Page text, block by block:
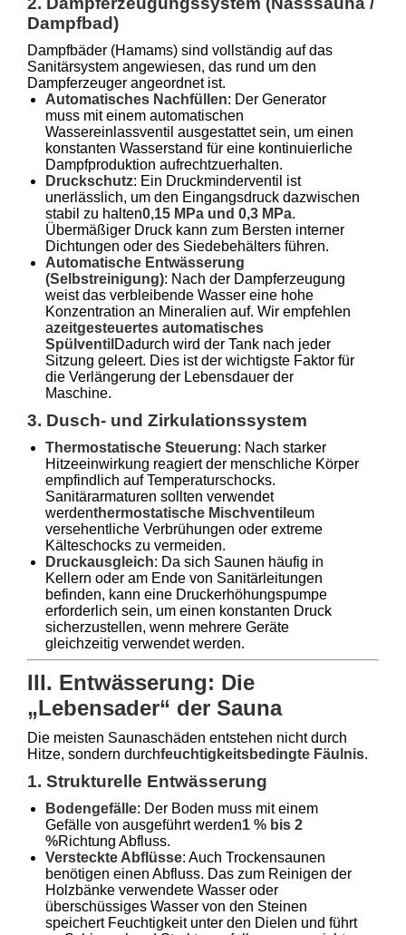
Dampfbad)
Dampfbäder (Hamams) sind vollständig auf das
Sanitärsystem angewiesen, das rund um den
Dampferzeuger angeordnet ist.
Automatisches Nachfüllen: Der Generator
muss mit einem automatischen
Wassereinlassventil ausgestattet sein, um einen
konstanten Wasserstand für eine kontinuierliche
Dampfproduktion aufrechtzuerhalten.
Druckschutz: Ein Druckminderventil ist
unerlässlich, um den Eingangsdruck dazwischen
stabil zu halten0,15 MPa und 0,3 MPa.
Übermäßiger Druck kann zum Bersten interner
Dichtungen oder des Siedebehälters führen.
Automatische Entwässerung
(Selbstreinigung): Nach der Dampferzeugung
weist das verbleibende Wasser eine hohe
Konzentration an Mineralien auf. Wir empfehlen
azeitgesteuertes automatisches
Spülventil Dadurch wird der Tank nach jeder
Sitzung geleert. Dies ist der wichtigste Faktor für
die Verlängerung der Lebensdauer der
Maschine.
3. Dusch- und Zirkulationssystem
Thermostatische Steuerung: Nach starker
Hitzeeinwirkung reagiert der menschliche Körper
empfindlich auf Temperaturschocks.
Sanitärarmaturen sollten verwendet
werdenthermostatische Mischventileum
versehentliche Verbrühungen oder extreme
Kälteschocks zu vermeiden.
Druckausgleich: Da sich Saunen häufig in
Kellern oder am Ende von Sanitärleitungen
befinden, kann eine Druckerhöhungspumpe
erforderlich sein, um einen konstanten Druck
sicherzustellen, wenn mehrere Geräte
gleichzeitig verwendet werden.
III. Entwässerung: Die
„Lebensader“ der Sauna
Die meisten Saunaschäden entstehen nicht durch
Hitze, sondern durchfeuchtigkeitsbedingte Fäulnis.
1. Strukturelle Entwässerung
Bodengefälle: Der Boden muss mit einem
Gefälle von ausgeführt werden1 % bis 2
%Richtung Abfluss.
Versteckte Abflüsse: Auch Trockensaunen
benötigen einen Abfluss. Das zum Reinigen der
Holzbänke verwendete Wasser oder
überschüssiges Wasser von den Steinen
speichert Feuchtigkeit unter den Dielen und führt